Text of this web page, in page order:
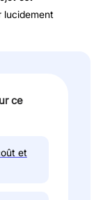
lucidement
ce
et